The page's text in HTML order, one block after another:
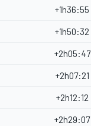
+1h36:55
+1h50:32
+2h05:47
+2h07:21
+2h12:12
+2h29:07